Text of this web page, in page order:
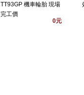
TT93GP 機車輪胎 現場
完工價
0元